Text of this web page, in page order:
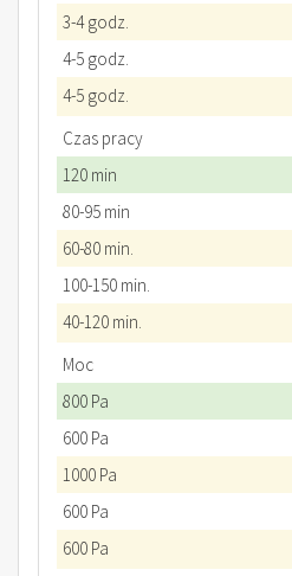
3-4 godz.
4-5 godz.
4-5 godz.
Czas pracy
120 min
80-95 min
60-80 min.
100-150 min.
40-120 min.
Moc
800 Pa
600 Pa
1000 Pa
600 Pa
600 Pa